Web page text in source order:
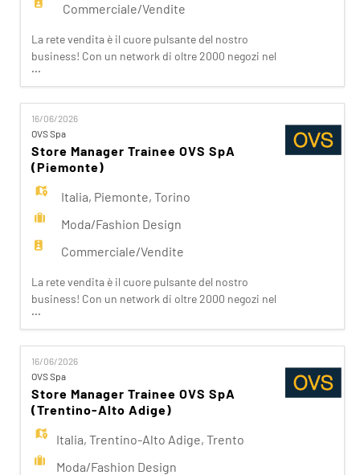
Commerciale/Vendite
La rete vendita è il cuore pulsante del nostro
business! Con un network di oltre 2000 negozi nel
mondo e oltre 8000 dipendenti, lavoriamo ogni
giorno per realizzare la nostra mission di rendere il
bello accessibile a tutti. Facciamo la differenza per
i nostri clienti attraverso i brand del nostro
gruppo: OVS, OVS Kids, UPIM, Blukids,
Goldenpoint, S
...
16/06/2026
OVS Spa
Store Manager Trainee OVS SpA
(Piemonte)
Italia, Piemonte,Torino
Moda/Fashion Design
Commerciale/Vendite
La rete vendita è il cuore pulsante del nostro
business! Con un network di oltre 2000 negozi nel
mondo e una presenza capillare in Italia, siamo
vicini ai nostri clienti ispirandoli nei loro acquisti.
Da noi trovano accoglienza, cortesia, passione.
Se stai cercando un'opportunità che ti apra le
porte del Fashion Retail e che sappia soddisfare
...
16/06/2026
OVS Spa
Store Manager Trainee OVS SpA
(Trentino-Alto Adige)
Italia,Trentino-Alto Adige,Trento
Moda/Fashion Design